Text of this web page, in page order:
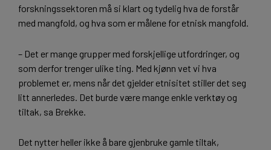
forskningssektoren må si klart og tydelig hva de forstår
med mangfold, og hva som er målene for etnisk mangfold.
– Det er mange grupper med forskjellige utfordringer, og
som derfor trenger ulike ting. Med kjønn vet vi hva
problemet er, mens når det gjelder etnisitet stiller det seg
litt annerledes. Det burde være mange enkle verktøy og
tiltak, sa Brekke.
Det nytter heller ikke å bare gjenbruke gamle tiltak,